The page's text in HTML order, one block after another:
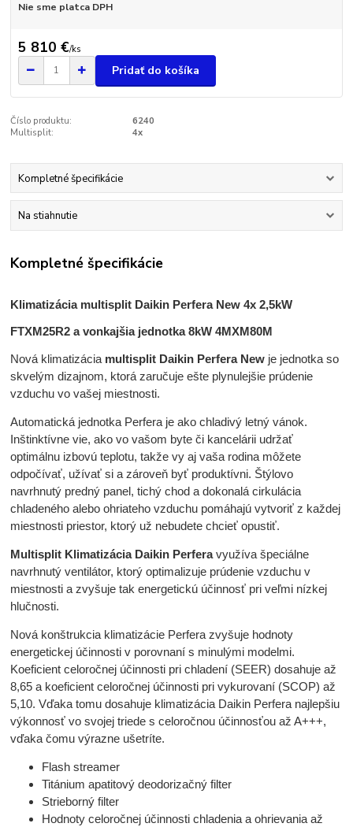
Nie sme platca DPH
5 810 €/ks
Pridať do košíka
Číslo produktu:
6240
Multisplit:
4x
Kompletné špecifikácie
Na stiahnutie
Kompletné špecifikácie
Klimatizácia multisplit Daikin Perfera New4x2,5kW
FTXM25R2 a vonkajšia jednotka 8kW 4MXM80M
Nová klimatizácia multisplit Daikin Perfera New je jednotka so
skvelým dizajnom, ktorá zaručuje ešte plynulejšie prúdenie
vzduchu vo vašej miestnosti.
Automatická jednotka Perfera je ako chladivý letný vánok.
Inštinktívne vie, ako vo vašom byte či kancelárii udržať
optimálnu izbovú teplotu, takže vy aj vaša rodina môžete
odpočívať, užívať si a zároveň byť produktívni. Štýlovo
navrhnutý predný panel, tichý chod a dokonalá cirkulácia
chladeného alebo ohriateho vzduchu pomáhajú vytvoriť z každej
miestnosti priestor, ktorý už nebudete chcieť opustiť.
Multisplit Klimatizácia Daikin Perferavyužíva špeciálne
navrhnutý ventilátor, ktorý optimalizuje prúdenie vzduchu v
miestnosti a zvyšuje tak energetickú účinnosť pri veľmi nízkej
hlučnosti.
Nová konštrukcia klimatizácie Perfera zvyšuje hodnoty
energetickej účinnosti v porovnaní s minulými modelmi.
Koeficient celoročnej účinnosti pri chladení (SEER) dosahuje až
8,65 a koeficient celoročnej účinnosti pri vykurovaní (SCOP) až
5,10. Vďaka tomu dosahuje klimatizácia Daikin Perfera najlepšiu
výkonnosť vo svojej triede s celoročnou účinnosťou až A+++,
vďaka čomu výrazne ušetríte.
Flash streamer
Titánium apatitový deodorizačný filter
Strieborný filter
Hodnoty celoročnej účinnosti chladenia a ohrievania až